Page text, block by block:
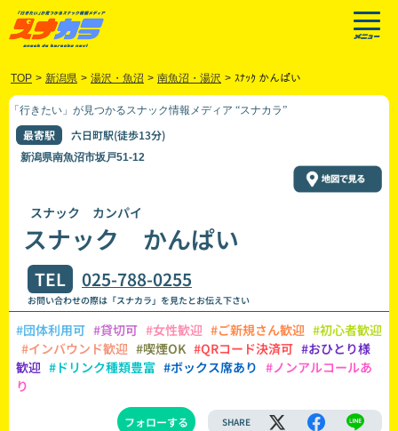
TOP > 新潟県 > 湯沢・魚沼 > 南魚沼・湯沢 > ｽﾅｯｸ かんぱい
「行きたい」が見つかるスナック情報メディア “スナカラ”
最寄駅 六日町駅(徒歩13分)
新潟県南魚沼市坂戸51-12
スナック カンパイ
スナック かんぱい
TEL 025-788-0255
お問い合わせの際は「スナカラ」を見たとお伝え下さい
#団体利用可 #貸切可 #女性歓迎 #ご新規さん歓迎 #初心者歓迎
#インバウンド歓迎 #喫煙OK #QRコード決済可 #おひとり様
歓迎 #ドリンク種類豊富 #ボックス席あり #ノンアルコールあ
り
フォローする SHARE